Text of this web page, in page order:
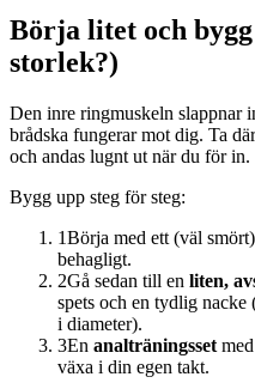
Börja litet och
storlek?)
Den inre ringmuskeln slappnar
brådska fungerar mot dig. Ta
och andas lugnt ut när du för in.
Bygg upp steg för steg:
1Börja med ett (väl smört)
behagligt.
2Gå sedan till en liten,
spets och en tydlig
i diameter).
3En analträningsset
växa i din egen takt.